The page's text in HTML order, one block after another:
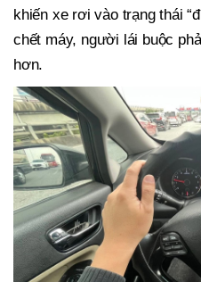
khiến xe rơi vào trạng thái
chết máy, người lái buộc
hơn.